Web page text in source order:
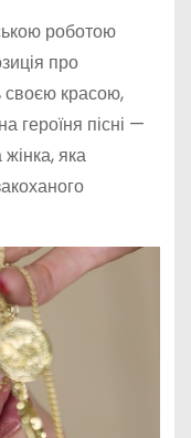
роботою
про
своєю красою,
героїня пісні —
яка